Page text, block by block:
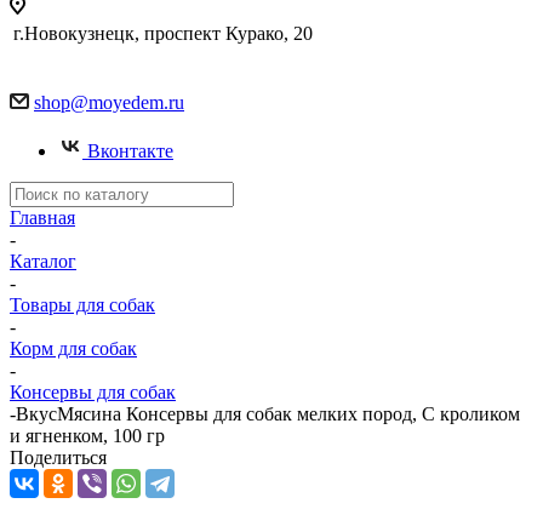
г.Новокузнецк, проспект Курако, 20
shop@moyedem.ru
Вконтакте
Главная
-
Каталог
-
Товары для собак
-
Корм для собак
-
Консервы для собак
-ВкусМясина Консервы для собак мелких пород, С кроликом
и ягненком, 100 гр
Поделиться